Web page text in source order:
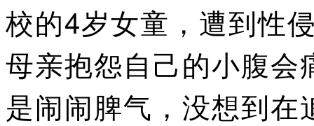
校的4岁女童，遭到性
母亲抱怨自己的小腹
是闹闹脾气，没想到